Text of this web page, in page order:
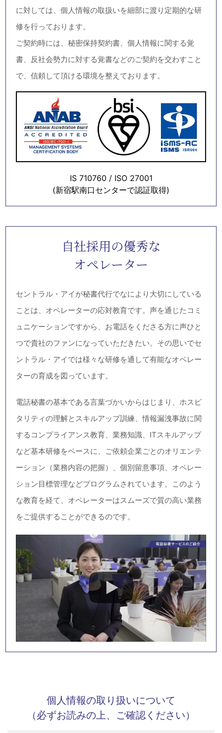
に対しては、個人情報の取扱いを細部に渡り定期的な研
修を行っております。
ご契約時には、秘密保持契約書、個人情報に関する覚
書、反社会勢力に対する覚書などのご契約を交わすこと
で、信頼して頂ける環境を整えております。
IS 710760 / ISO 27001
(新宿駅南口センターで認証取得)
自社採用の優秀な
オペレーター
セントラル・アイが秘書代行でなにより大切にしている
ことは、オペレーターの応対教育です。声を通じたコミ
ュニケーションですから、お電話をくださる方に声ひと
つで貴社のファンになっていただきたい。その思いでセ
ントラル・アイでは様々な研修を通して有能なオペレー
ターの育成を図っています。
電話秘書の基本である言葉づかいからはじまり、ホスピ
タリティの理解とスキルアップ訓練、情報漏洩事故に関
するコンプライアンス教育、業務知識、ITスキルアップ
など基本研修をベースに、ご依頼企業ごとのオリエンテ
ーション（業務内容の把握）、個別留意事項、オペレー
ション目標管理などプログラムされています。このよう
な教育を経て、オペレーターはスムーズで質の高い業務
をご提供することができるのです。
個人情報の取り扱いについて
（必ずお読みの上、ご確認ください）